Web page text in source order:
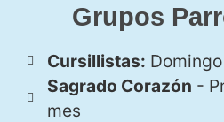
Grupos
Cursillistas:
Sagrado Corazón -
mes